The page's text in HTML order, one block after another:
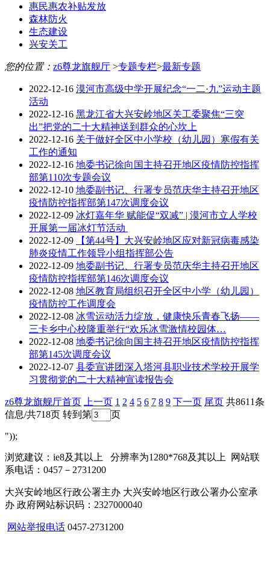
惠民惠农补贴发放
森林防火
生态建设
兴安关工
您的位置： z6尊龙旗舰厅 >专题专栏>最新专题
2022-12-16 漠河市高级中学开展纪念“一二·九”运动主题
活动
2022-12-16 黑龙江省大兴安岭地区关工委聚焦“三突
出”把党的二十大精神送到群众的心坎上
2022-12-16 关于做好全区中小学校（幼儿园）寒假有关
工作的通知
2022-12-16 地委书记徐向国主持召开地区疫情防控指挥
部第110次专题会议
2022-12-10 地委副书记、行署专员范庆华主持召开地区
疫情防控指挥部第147次调度会议
2022-12-09 冰灯嘉年华 赋能促“双减” | 漠河市立人学校
开展第一届冰灯节活动 ​
2022-12-09
【第44号】大兴安岭地区应对新冠病毒感染
肺炎疫情工作领导小组指挥部公告
2022-12-09 地委副书记、行署专员范庆华主持召开地区
疫情防控指挥部第146次调度会议
2022-12-08 地区教育局组织召开全区中小学（幼儿园）
疫情防控工作调度会
2022-12-08 冰雪运动活力绽放，健康快乐青春飞扬——
三卡乡中心校隆重举行“欢乐冰雪激情校园体…
2022-12-08 地委书记徐向国主持召开地区疫情防控指挥
部第145次调度会议
2022-12-07 县委宣讲团深入塔河县职业技术学校开展学
习贯彻党的二十大精神宣读报告会
z6尊龙旗舰厅首页 上一页 1 2 4 5 6 7 8 9 下一页 尾页 共8611条
信息/共718页 转到第 页
"));
浏览建议：ie8及其以上 分辨率为1280*768及其以上 网站联
系电话：0457－2731200
大兴安岭地区行政公署主办 大兴安岭地区行政公署办公室承
办 政府网站标识码：2327000040
网站举报电话 0457-2731200